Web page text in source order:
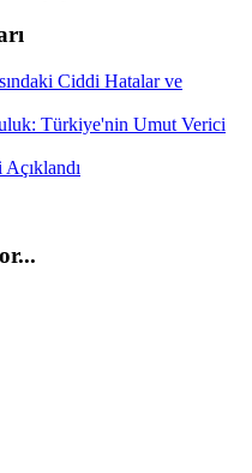
Ciddi Hatalar ve
Türkiye'nin Umut Verici